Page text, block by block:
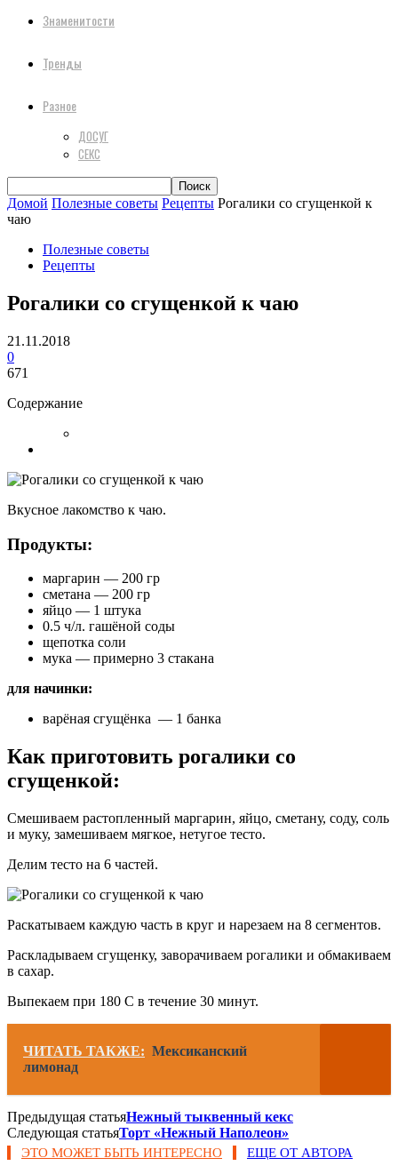
Знаменитости
Тренды
Разное
ДОСУГ
СЕКС
Домой Полезные советы Рецепты Рогалики со сгущенкой к
чаю
Полезные советы
Рецепты
Рогалики со сгущенкой к чаю
21.11.2018
0
671
Содержание
Вкусное лакомство к чаю.
Продукты:
маргарин — 200 гр
сметана — 200 гр
яйцо — 1 штука
0.5 ч/л. гашёной соды
щепотка соли
мука — примерно 3 стакана
для начинки:
варёная сгущёнка — 1 банка
Как приготовить рогалики со
сгущенкой:
Смешиваем растопленный маргарин, яйцо, сметану, соду, соль
и муку, замешиваем мягкое, нетугое тесто.
Делим тесто на 6 частей.
Раскатываем каждую часть в круг и нарезаем на 8 сегментов.
Раскладываем сгущенку, заворачиваем рогалики и обмакиваем
в сахар.
Выпекаем при 180 С в течение 30 минут.
ЧИТАТЬ ТАКЖЕ: Мексиканский
лимонад
Предыдущая статьяНежный тыквенный кекс
Следующая статьяТорт «Нежный Наполеон»
ЭТО МОЖЕТ БЫТЬ ИНТЕРЕСНО ЕЩЕ ОТ АВТОРА